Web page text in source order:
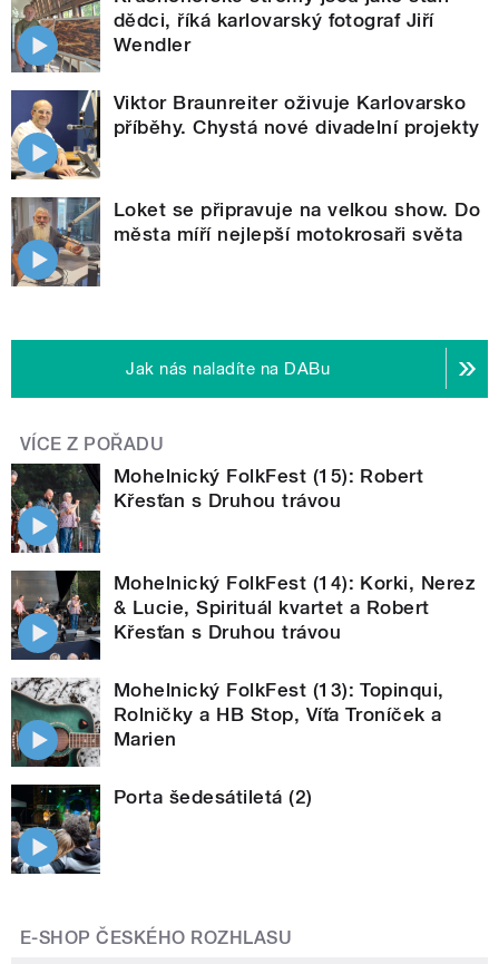
dědci, říká karlovarský fotograf Jiří
Wendler
Viktor Braunreiter oživuje Karlovarsko
příběhy. Chystá nové divadelní projekty
Loket se připravuje na velkou show. Do
města míří nejlepší motokrosaři světa
Jak nás naladíte na DABu
VÍCE Z POŘADU
Mohelnický FolkFest (15): Robert
Křesťan s Druhou trávou
Mohelnický FolkFest (14): Korki, Nerez
& Lucie, Spirituál kvartet a Robert
Křesťan s Druhou trávou
Mohelnický FolkFest (13): Topinqui,
Rolničky a HB Stop, Víťa Troníček a
Marien
Porta šedesátiletá (2)
E-SHOP ČESKÉHO ROZHLASU